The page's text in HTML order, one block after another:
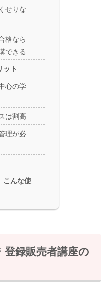
せりな
格なら
できる
ト
心の学
は割高
理が必
こんな使
録販売者講座の